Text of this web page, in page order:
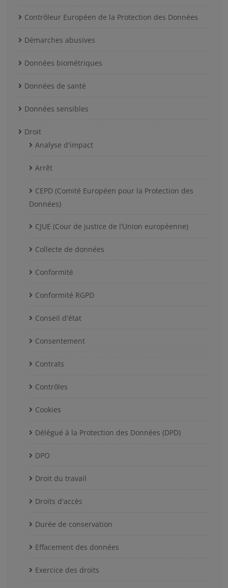
Contrôleur Européen de la Protection des Données
Démarches abusives
Données biométriques
Données de santé
Données sensibles
Droit
Analyse d'impact
Arrêt
CEPD (Comité Européen pour la Protection des
Données)
CJUE (Cour de justice de l’Union européenne)
Collecte de données
Conformité
Conformité RGPD
Conseil d'état
Consentement
Contrats
Contrôles
Cookies
Délégué à la Protection des Données (DPD)
DPO
Droit du travail
Droits d'accès
Durée de conservation
Effacement des données
Exercice des droits